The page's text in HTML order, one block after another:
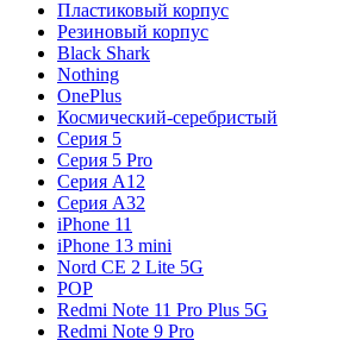
Пластиковый корпус
Резиновый корпус
Black Shark
Nothing
OnePlus
Космический-серебристый
Серия 5
Серия 5 Pro
Серия A12
Серия A32
iPhone 11
iPhone 13 mini
Nord CE 2 Lite 5G
POP
Redmi Note 11 Pro Plus 5G
Redmi Note 9 Pro